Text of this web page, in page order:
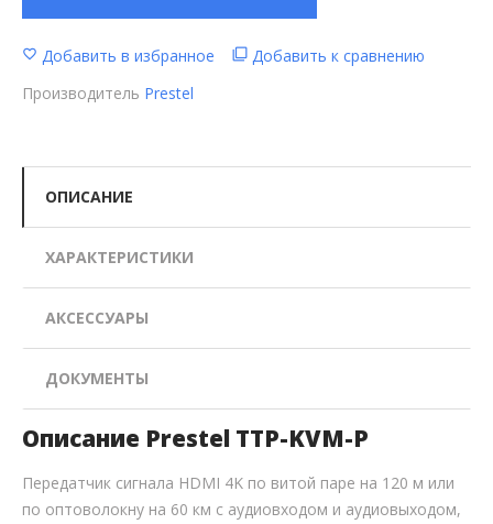
Добавить в избранное
Добавить к сравнению
Производитель Prestel
ОПИСАНИЕ
ХАРАКТЕРИСТИКИ
АКСЕССУАРЫ
ДОКУМЕНТЫ
Описание Prestel TTP-KVM-P
Передатчик сигнала HDMI 4K по витой паре на 120 м или
по оптоволокну на 60 км с аудиовходом и аудиовыходом,